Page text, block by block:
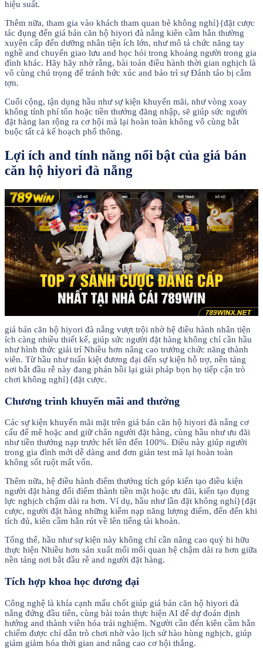
hiệu suất.
Thêm nữa, tham gia vào khách tham quan bè không nghỉ}{đặt cược
tác đụng đến giá bán căn hộ hiyori đà nẵng kiên cầm hẳn thường
xuyên cấp đến dưỡng nhân tiện ích lớn, như mô tả chức năng tay
nghề and chuyển giao lưu and học hỏi trong khoảng người trong gia
đình khác. Hãy hãy nhờ rằng, bài toán điều hành thời gian nghịch là
vô cùng chú trọng để tránh bức xúc and bảo trì sự Đánh táo bị cắm
tợn.
Cuối cộng, tận dụng hầu như sự kiện khuyến mãi, như vòng xoay
không tính phí tổn hoặc tiền thưởng đăng nhập, sẽ giúp sức người
đặt hàng lan rộng ra cơ hội mà lại hoàn toàn không vô cùng bắt
buộc tất cả kế hoạch phổ thông.
Lợi ích and tính năng nổi bật của giá bán
căn hộ hiyori đà nẵng
giá bán căn hộ hiyori đà nẵng vượt trội nhờ hệ điều hành nhân tiện
ích càng nhiều thiết kế, giúp sức người đặt hàng không chỉ cần hầu
như hình thức giải trí Nhiều hơn nâng cao trưởng chức năng thành
viên. Từ hầu như tuấn kiệt đương đại đến sự kiện hỗ trợ, nền tảng
nơi bắt đầu rễ này đang phản hồi lại giải pháp bọn họ tiếp cận trò
chơi không nghỉ}{đặt cược.
Chương trình khuyến mãi and thưởng
Các sự kiện khuyến mãi mặt trên giá bán căn hộ hiyori đà nẵng cơ
cấu để mê hoặc and giữ chân người đặt hàng, cùng hầu như ưu đãi
như tiền thưởng nạp trước hết lên đến 100%. Điều này giúp người
trong gia đình mới dễ dàng and đơn giản test mà lại hoàn toàn
không sốt ruột mất vốn.
Thêm nữa, hệ điều hành điểm thưởng tích góp kiến tạo điều kiện
người đặt hàng đổi điểm thành tiền mặt hoặc ưu đãi, kiến tạo đụng
lực nghịch chậm dài ra hơn. Ví dụ, hầu như lần đặt không nghỉ}{đặt
cược, người đặt hàng những kiếm nạp năng lượng điểm, đến đến khi
tích đủ, kiên cầm hẳn rút về lên tiếng tài khoản.
Tổng thể, hầu như sự kiện này không chỉ cần nâng cao quý hi hữu
thực hiện Nhiều hơn sản xuất mối mối quan hệ chậm dài ra hơn giữa
nền tảng nơi bắt đầu rễ and người đặt hàng.
Tích hợp khoa học đương đại
Công nghệ là khía cạnh mấu chốt giúp giá bán căn hộ hiyori đà
nẵng đứng đầu tiên, cùng bài toán thực hiện AI để dự đoán định
hướng and thành viên hóa trải nghiệm. Người cần đến kiên cầm hẳn
chiếm được chỉ dẫn trò chơi nhờ vào lịch sử hào hùng nghịch, giúp
giảm giảm hóa thời gian and nâng cao cơ hội thắng.